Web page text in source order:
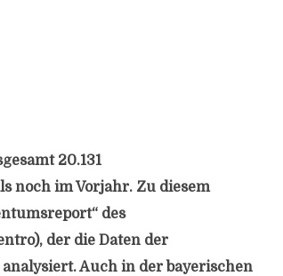
20.131
noch im Vorjahr. Zu diesem
des
der die Daten der
Auch in der bayerischen